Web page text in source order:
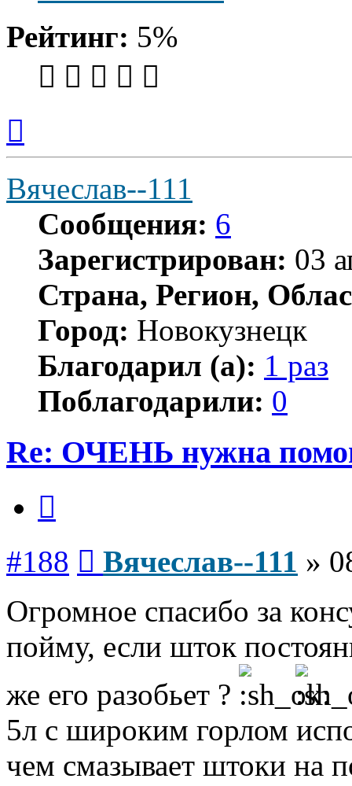
Рейтинг: 5%
началу
Вячеслав--111
Сообщения: 6
Зарегистрирован: 03
Страна, Регион,
Город: Новокузнецк
Благодарил (а): 1 раз
Поблагодарили: 0
Re: ОЧЕНЬ нужна
#188 Вячеслав--111 »
Огромное спасибо за
пойму, если шток
же его разобьет ?
5л с широким горлом
чем смазывает штоки на